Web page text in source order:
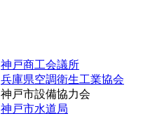
神戸商工会議所
兵庫県空調衛生工業協会
神戸市設備協力会
神戸市水道局